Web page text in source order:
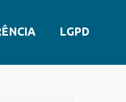
LGPD